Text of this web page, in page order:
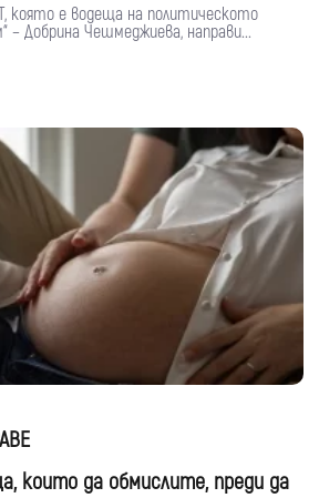
която е водеща на политическото
– Добрина Чешмеджиева, направи...
които да обмислите, преди да